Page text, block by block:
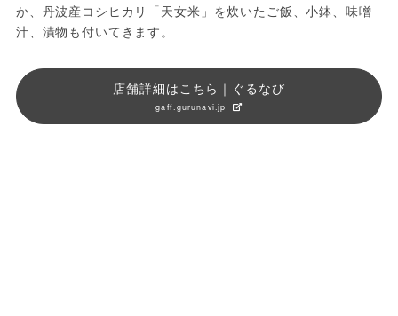
か、丹波産コシヒカリ「天女米」を炊いたご飯、小鉢、味噌
汁、漬物も付いてきます。
店舗詳細はこちら｜ぐるなび
gaff.gurunavi.jp